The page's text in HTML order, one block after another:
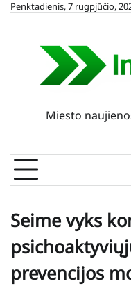
SkipPenktadienis, 7 rugpjūčio,
Miesto
Seime vyks
prevencijos